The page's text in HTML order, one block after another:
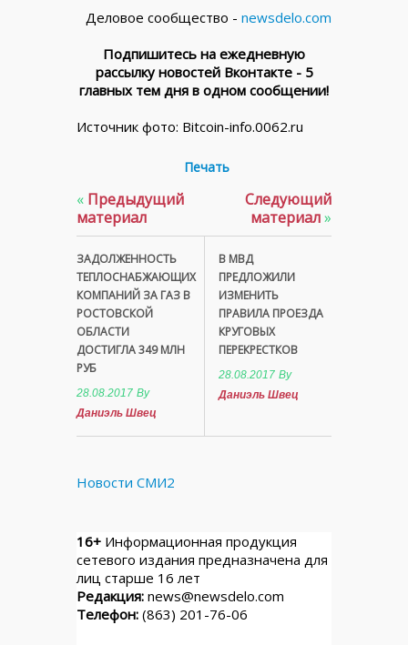
Деловое сообщество - newsdelo.com
Подпишитесь на ежедневную
рассылку новостей Вконтакте - 5
главных тем дня в одном сообщении!
Источник фото: Bitcoin-info.0062.ru
Печать
« Предыдущий
материал
ЗАДОЛЖЕННОСТЬ
ТЕПЛОСНАБЖАЮЩИХ
КОМПАНИЙ ЗА ГАЗ В
РОСТОВСКОЙ
ОБЛАСТИ
ДОСТИГЛА 349 МЛН
РУБ
28.08.2017 By
Даниэль Швец
Следующий
материал»
В МВД
ПРЕДЛОЖИЛИ
ИЗМЕНИТЬ
ПРАВИЛА ПРОЕЗДА
КРУГОВЫХ
ПЕРЕКРЕСТКОВ
28.08.2017 By
Даниэль Швец
Новости СМИ2
16+ Информационная продукция
сетевого издания предназначена для
лиц старше 16 лет
Редакция: news@newsdelo.com
Телефон: (863) 201-76-06